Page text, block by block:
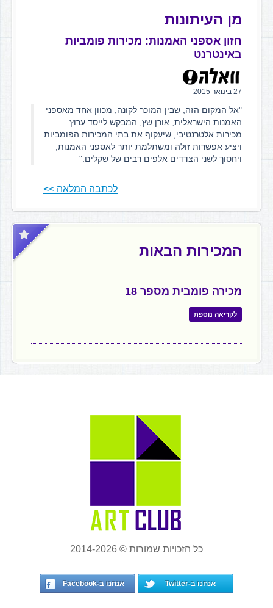
מן העיתונות
חזון אספני האמנות: מכירות פומביות
באינטרנט
27 בינואר 2015
"אל המקום הזה, שבין המוכר לקונה, מכוון אחד מאספני
האמנות הישראלית, אורן שץ, המבקש לייסד ערוץ
מכירות אלטרנטיבי, שיעקוף את בתי המכירות הפומביות
ויציע אפשרות זולה ומשתלמת יותר לאספני האמנות,
ויחסוך לשני הצדדים אלפים רבים של שקלים."
לכתבה המלאה >>
המכירות הבאות
מכירה פומבית מספר 18
לקריאה נוספת
כל הזכויות שמורות © 2014-2026
אנחנו ב-Twitter אנחנו ב-Facebook